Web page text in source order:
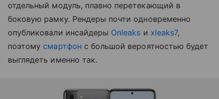
отдельный модуль, плавно перетекающий в
боковую рамку. Рендеры почти одновременно
опубликовали инсайдеры Onleaks и xleaks7,
поэтому смартфон с большой вероятностью будет
выглядеть именно так.